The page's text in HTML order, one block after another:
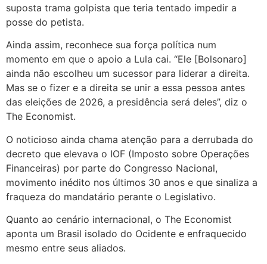
suposta trama golpista que teria tentado impedir a
posse do petista.
Ainda assim, reconhece sua força política num
momento em que o apoio a Lula cai. “Ele [Bolsonaro]
ainda não escolheu um sucessor para liderar a direita.
Mas se o fizer e a direita se unir a essa pessoa antes
das eleições de 2026, a presidência será deles”, diz o
The Economist.
O noticioso ainda chama atenção para a derrubada do
decreto que elevava o IOF (Imposto sobre Operações
Financeiras) por parte do Congresso Nacional,
movimento inédito nos últimos 30 anos e que sinaliza a
fraqueza do mandatário perante o Legislativo.
Quanto ao cenário internacional, o The Economist
aponta um Brasil isolado do Ocidente e enfraquecido
mesmo entre seus aliados.